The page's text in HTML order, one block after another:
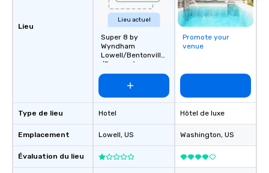
Lieu
Type de lieu
Emplacement
Évaluation du lieu
Lieu actuel
Super 8 by
Wyndham
Lowell/Bentonville
/Rogers Area
Hotel
Lowell, US
Promote your
venue
Hôtel de luxe
Washington, US